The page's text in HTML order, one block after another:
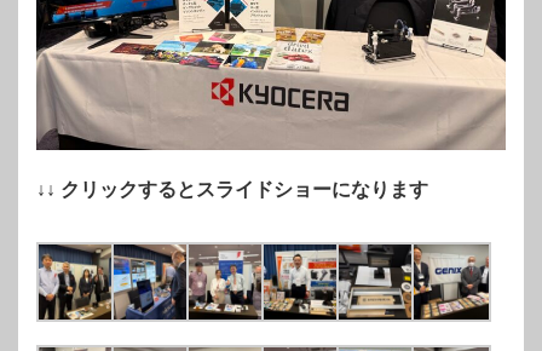
↓↓ クリックするとスライドショーになります